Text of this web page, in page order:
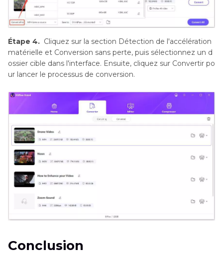
Étape 4. Cliquez sur la section Détection de l'accélération
matérielle et Conversion sans perte, puis sélectionnez un d
ossier cible dans l'interface. Ensuite, cliquez sur Convertir po
ur lancer le processus de conversion.
Conclusion